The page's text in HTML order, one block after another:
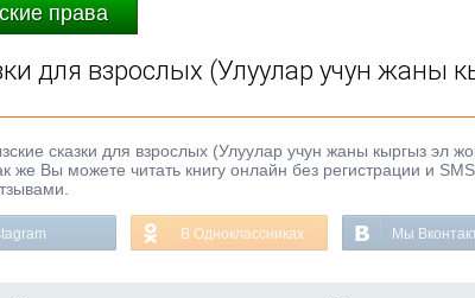
права
для взрослых (Улуулар учун жаны
сказки для взрослых (Улуулар учун жаны кыргыз эл
Вы можете читать книгу онлайн без регистрации и
В Одноклассниках Мы